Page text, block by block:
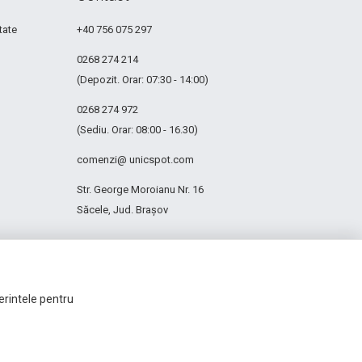
+40 756 075 297
0268 274 214
(Depozit. Orar: 07:30 - 14:00)
0268 274 972
(Sediu. Orar: 08:00 - 16.30)
comenzi@ unicspot.com
Str. George Moroianu Nr. 16
Săcele, Jud. Brașov
pentru